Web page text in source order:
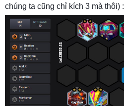
chúng ta cũng chỉ kích 3 mà thôi) :